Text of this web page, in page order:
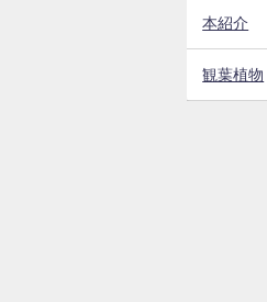
本紹介
観葉植物